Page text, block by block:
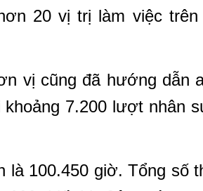
20 vị trị làm việc trên
vị cũng đã hướng dẫn
7.200 lượt nhân
là 100.450 giờ. Tổng số